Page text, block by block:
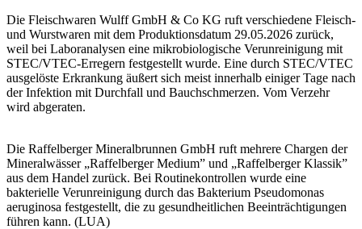
Die Fleischwaren Wulff GmbH & Co KG ruft verschiedene Fleisch-
und Wurstwaren mit dem Produktionsdatum 29.05.2026 zurück,
weil bei Laboranalysen eine mikrobiologische Verunreinigung mit
STEC/VTEC-Erregern festgestellt wurde. Eine durch STEC/VTEC
ausgelöste Erkrankung äußert sich meist innerhalb einiger Tage nach
der Infektion mit Durchfall und Bauchschmerzen. Vom Verzehr
wird abgeraten.
Die Raffelberger Mineralbrunnen GmbH ruft mehrere Chargen der
Mineralwässer „Raffelberger Medium” und „Raffelberger Klassik”
aus dem Handel zurück. Bei Routinekontrollen wurde eine
bakterielle Verunreinigung durch das Bakterium Pseudomonas
aeruginosa festgestellt, die zu gesundheitlichen Beeinträchtigungen
führen kann. (LUA)